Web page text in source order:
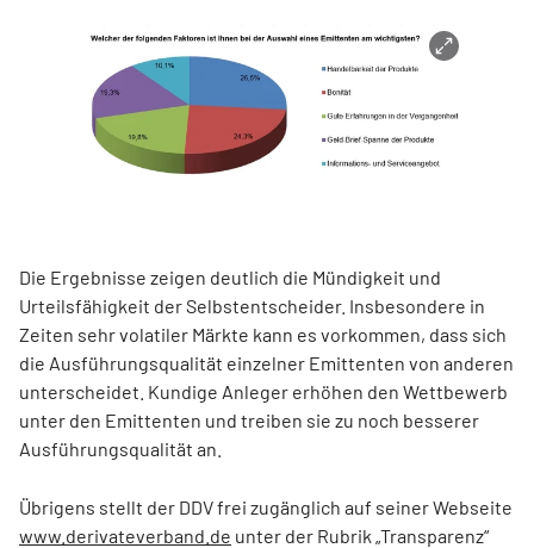
Die Ergebnisse zeigen deutlich die Mündigkeit und
Urteilsfähigkeit der Selbstentscheider. Insbesondere in
Zeiten sehr volatiler Märkte kann es vorkommen, dass sich
die Ausführungsqualität einzelner Emittenten von anderen
unterscheidet. Kundige Anleger erhöhen den Wettbewerb
unter den Emittenten und treiben sie zu noch besserer
Ausführungsqualität an.
Übrigens stellt der DDV frei zugänglich auf seiner Webseite
www.derivateverband.de unter der Rubrik „Transparenz“